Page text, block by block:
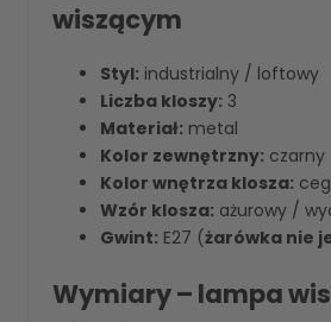
wiszącym
Styl: industrialny / loftowy
Liczba kloszy: 3
Materiał: metal
Kolor zewnętrzny: czarny
Kolor wnętrza klosza:
Wzór klosza: ażurowy /
Gwint: E27 (żarówka nie
Wymiary – lampa